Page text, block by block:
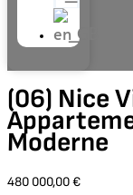
(06) Nice
Moderne
480 000,00 €